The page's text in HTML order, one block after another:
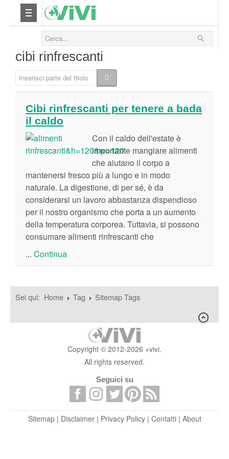
Salute
Fitness
Relax
Viaggi & Vacanze
cibi rinfrescanti
Inserisci parte del titolo
Cibi rinfrescanti per tenere a bada
il caldo
Con il caldo dell'estate è
importante mangiare alimenti
che aiutano il corpo a
mantenersi fresco più a lungo e in modo
naturale. La digestione, di per sé, è da
considerarsi un lavoro abbastanza dispendioso
per il nostro organismo che porta a un aumento
della temperatura corporea. Tuttavia, si possono
consumare alimenti rinfrescanti che
... Continua
Sei qui: Home Tag Sitemap Tags
Copyright © 2012-2026 +vivi.
All rights reserved.
Seguici su
Sitemap| Disclaimer| Privacy Policy| Contatti| About